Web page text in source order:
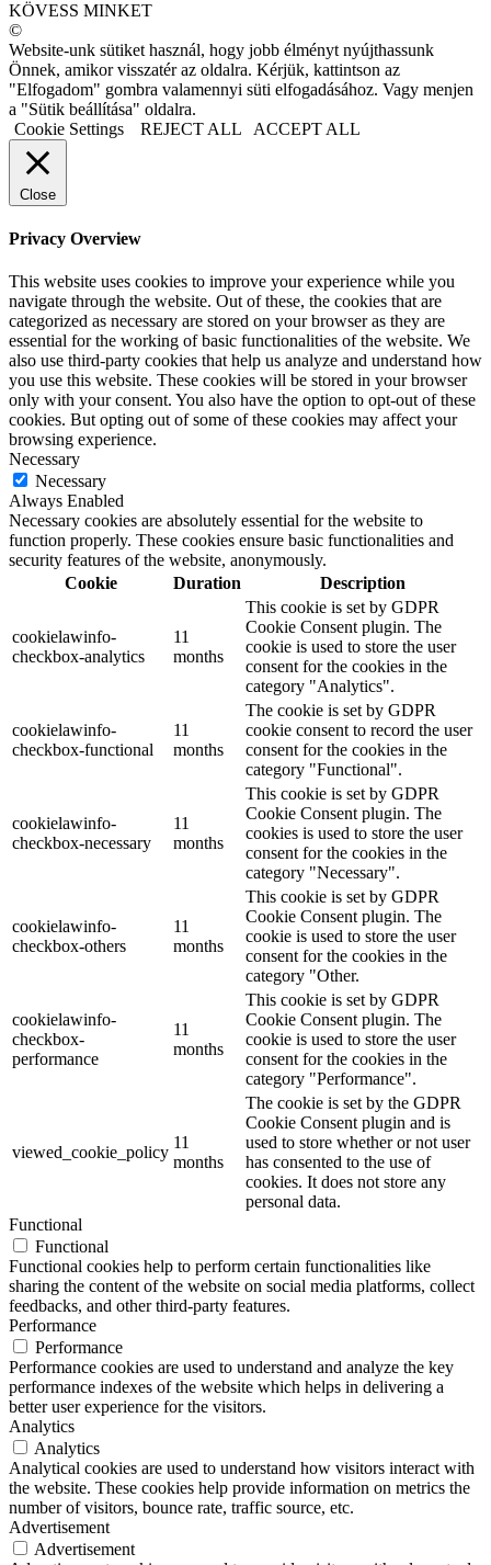
KÖVESS MINKET
©
Website-unk sütiket használ, hogy jobb élményt nyújthassunk
Önnek, amikor visszatér az oldalra. Kérjük, kattintson az
"Elfogadom" gombra valamennyi süti elfogadásához. Vagy menjen
a "Sütik beállítása" oldalra.
Cookie Settings
REJECT ALL ACCEPT ALL
Close
Privacy Overview
This website uses cookies to improve your experience while you
navigate through the website. Out of these, the cookies that are
categorized as necessary are stored on your browser as they are
essential for the working of basic functionalities of the website. We
also use third-party cookies that help us analyze and understand how
you use this website. These cookies will be stored in your browser
only with your consent. You also have the option to opt-out of these
cookies. But opting out of some of these cookies may affect your
browsing experience.
Necessary
Necessary
Always Enabled
Necessary cookies are absolutely essential for the website to
function properly. These cookies ensure basic functionalities and
security features of the website, anonymously.
Cookie
Duration Description
cookielawinfo-
checkbox-analytics
11
months
This cookie is set by GDPR
Cookie Consent plugin. The
cookie is used to store the user
consent for the cookies in the
category "Analytics".
cookielawinfo-
checkbox-functional
11
months
The cookie is set by GDPR
cookie consent to record the user
consent for the cookies in the
category "Functional".
cookielawinfo-
checkbox-necessary
11
months
This cookie is set by GDPR
Cookie Consent plugin. The
cookies is used to store the user
consent for the cookies in the
category "Necessary".
cookielawinfo-
checkbox-others
11
months
This cookie is set by GDPR
Cookie Consent plugin. The
cookie is used to store the user
consent for the cookies in the
category "Other.
cookielawinfo-
checkbox-
performance
11
months
This cookie is set by GDPR
Cookie Consent plugin. The
cookie is used to store the user
consent for the cookies in the
category "Performance".
viewed_cookie_policy
11
months
The cookie is set by the GDPR
Cookie Consent plugin and is
used to store whether or not user
has consented to the use of
cookies. It does not store any
personal data.
Functional
Functional
Functional cookies help to perform certain functionalities like
sharing the content of the website on social media platforms, collect
feedbacks, and other third-party features.
Performance
Performance
Performance cookies are used to understand and analyze the key
performance indexes of the website which helps in delivering a
better user experience for the visitors.
Analytics
Analytics
Analytical cookies are used to understand how visitors interact with
the website. These cookies help provide information on metrics the
number of visitors, bounce rate, traffic source, etc.
Advertisement
Advertisement